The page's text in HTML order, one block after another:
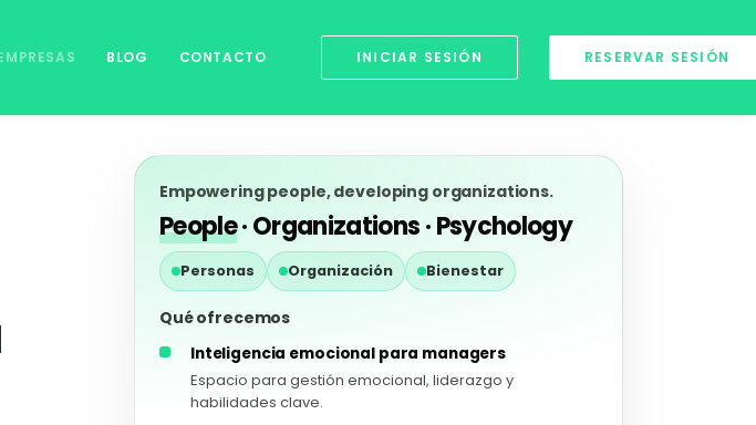
BLOG CONTACTO INICIAR SESIÓN RESERVAR SESIÓN
Empowering people, developing organizations.
People· Organizations · Psychology
Personas Organización Bienestar
Qué ofrecemos
Inteligencia emocional para managers
Espacio para gestión emocional, liderazgo y
habilidades clave.